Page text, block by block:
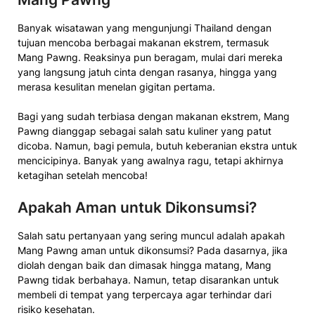
Banyak wisatawan yang mengunjungi Thailand dengan
tujuan mencoba berbagai makanan ekstrem, termasuk
Mang Pawng. Reaksinya pun beragam, mulai dari mereka
yang langsung jatuh cinta dengan rasanya, hingga yang
merasa kesulitan menelan gigitan pertama.
Bagi yang sudah terbiasa dengan makanan ekstrem, Mang
Pawng dianggap sebagai salah satu kuliner yang patut
dicoba. Namun, bagi pemula, butuh keberanian ekstra untuk
mencicipinya. Banyak yang awalnya ragu, tetapi akhirnya
ketagihan setelah mencoba!
Apakah Aman untuk Dikonsumsi?
Salah satu pertanyaan yang sering muncul adalah apakah
Mang Pawng aman untuk dikonsumsi? Pada dasarnya, jika
diolah dengan baik dan dimasak hingga matang, Mang
Pawng tidak berbahaya. Namun, tetap disarankan untuk
membeli di tempat yang terpercaya agar terhindar dari
risiko kesehatan.